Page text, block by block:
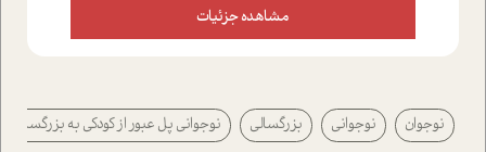
علیخواه، جامعه شناس در بخش های مختلف تلاش کرده ایم
از دریچه های گوناگون به این موضوع مهم بپردازیم.فصل
پیرامون آن آشنا می کند.در بخش دو فنجان داغ به سراغ افرادی
رفته ایم که موفقیت را در عمل به اثبات رسانده اند؛ سید
مشاهده جزئیات
نوجوان نوجوانی بزرگسالی نوجوانی پل عبور از کودکی به بزرگسالی